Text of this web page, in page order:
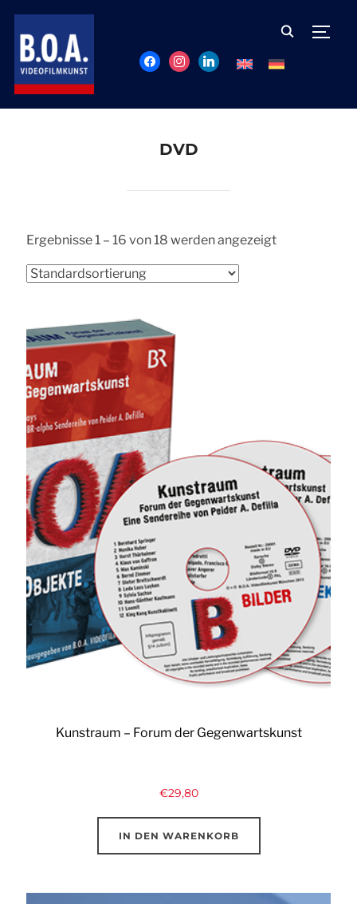
facebookinstagramlinkedin
DVD
Ergebnisse 1 – 16 von 18 werden angezeigt
Kunstraum – Forum der Gegenwartskunst
€29,80
IN DEN WARENKORB